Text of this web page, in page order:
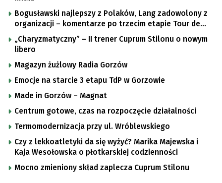
Bogusławski najlepszy z Polaków, Lang zadowolony z
organizacji – komentarze po trzecim etapie Tour de
Pologne
„Charyzmatyczny” – II trener Cuprum Stilonu o nowym
libero
Magazyn żużlowy Radia Gorzów
Emocje na starcie 3 etapu TdP w Gorzowie
Made in Gorzów – Magnat
Centrum gotowe, czas na rozpoczęcie działalności
Termomodernizacja przy ul. Wróblewskiego
Czy z lekkoatletyki da się wyżyć? Marika Majewska i
Kaja Wesołowska o płotkarskiej codzienności
Mocno zmieniony skład zaplecza Cuprum Stilonu